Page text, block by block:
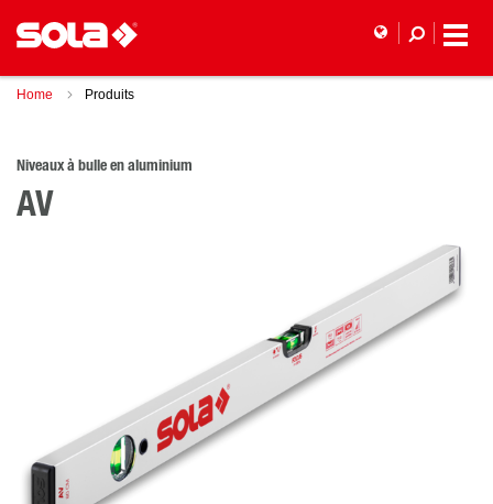
Home Produits
Niveaux à bulle en aluminium
AV